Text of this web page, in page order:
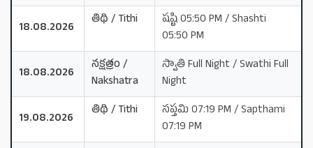
18.08.2026
తిథి / Tithi
షష్టి 05:50 PM / Shashti
05:50 PM
18.08.2026
నక్షత్రం /
Nakshatra
స్వాతి Full Night / Swathi Full
Night
19.08.2026
తిథి / Tithi
సప్తమి 07:19 PM / Sapthami
07:19 PM